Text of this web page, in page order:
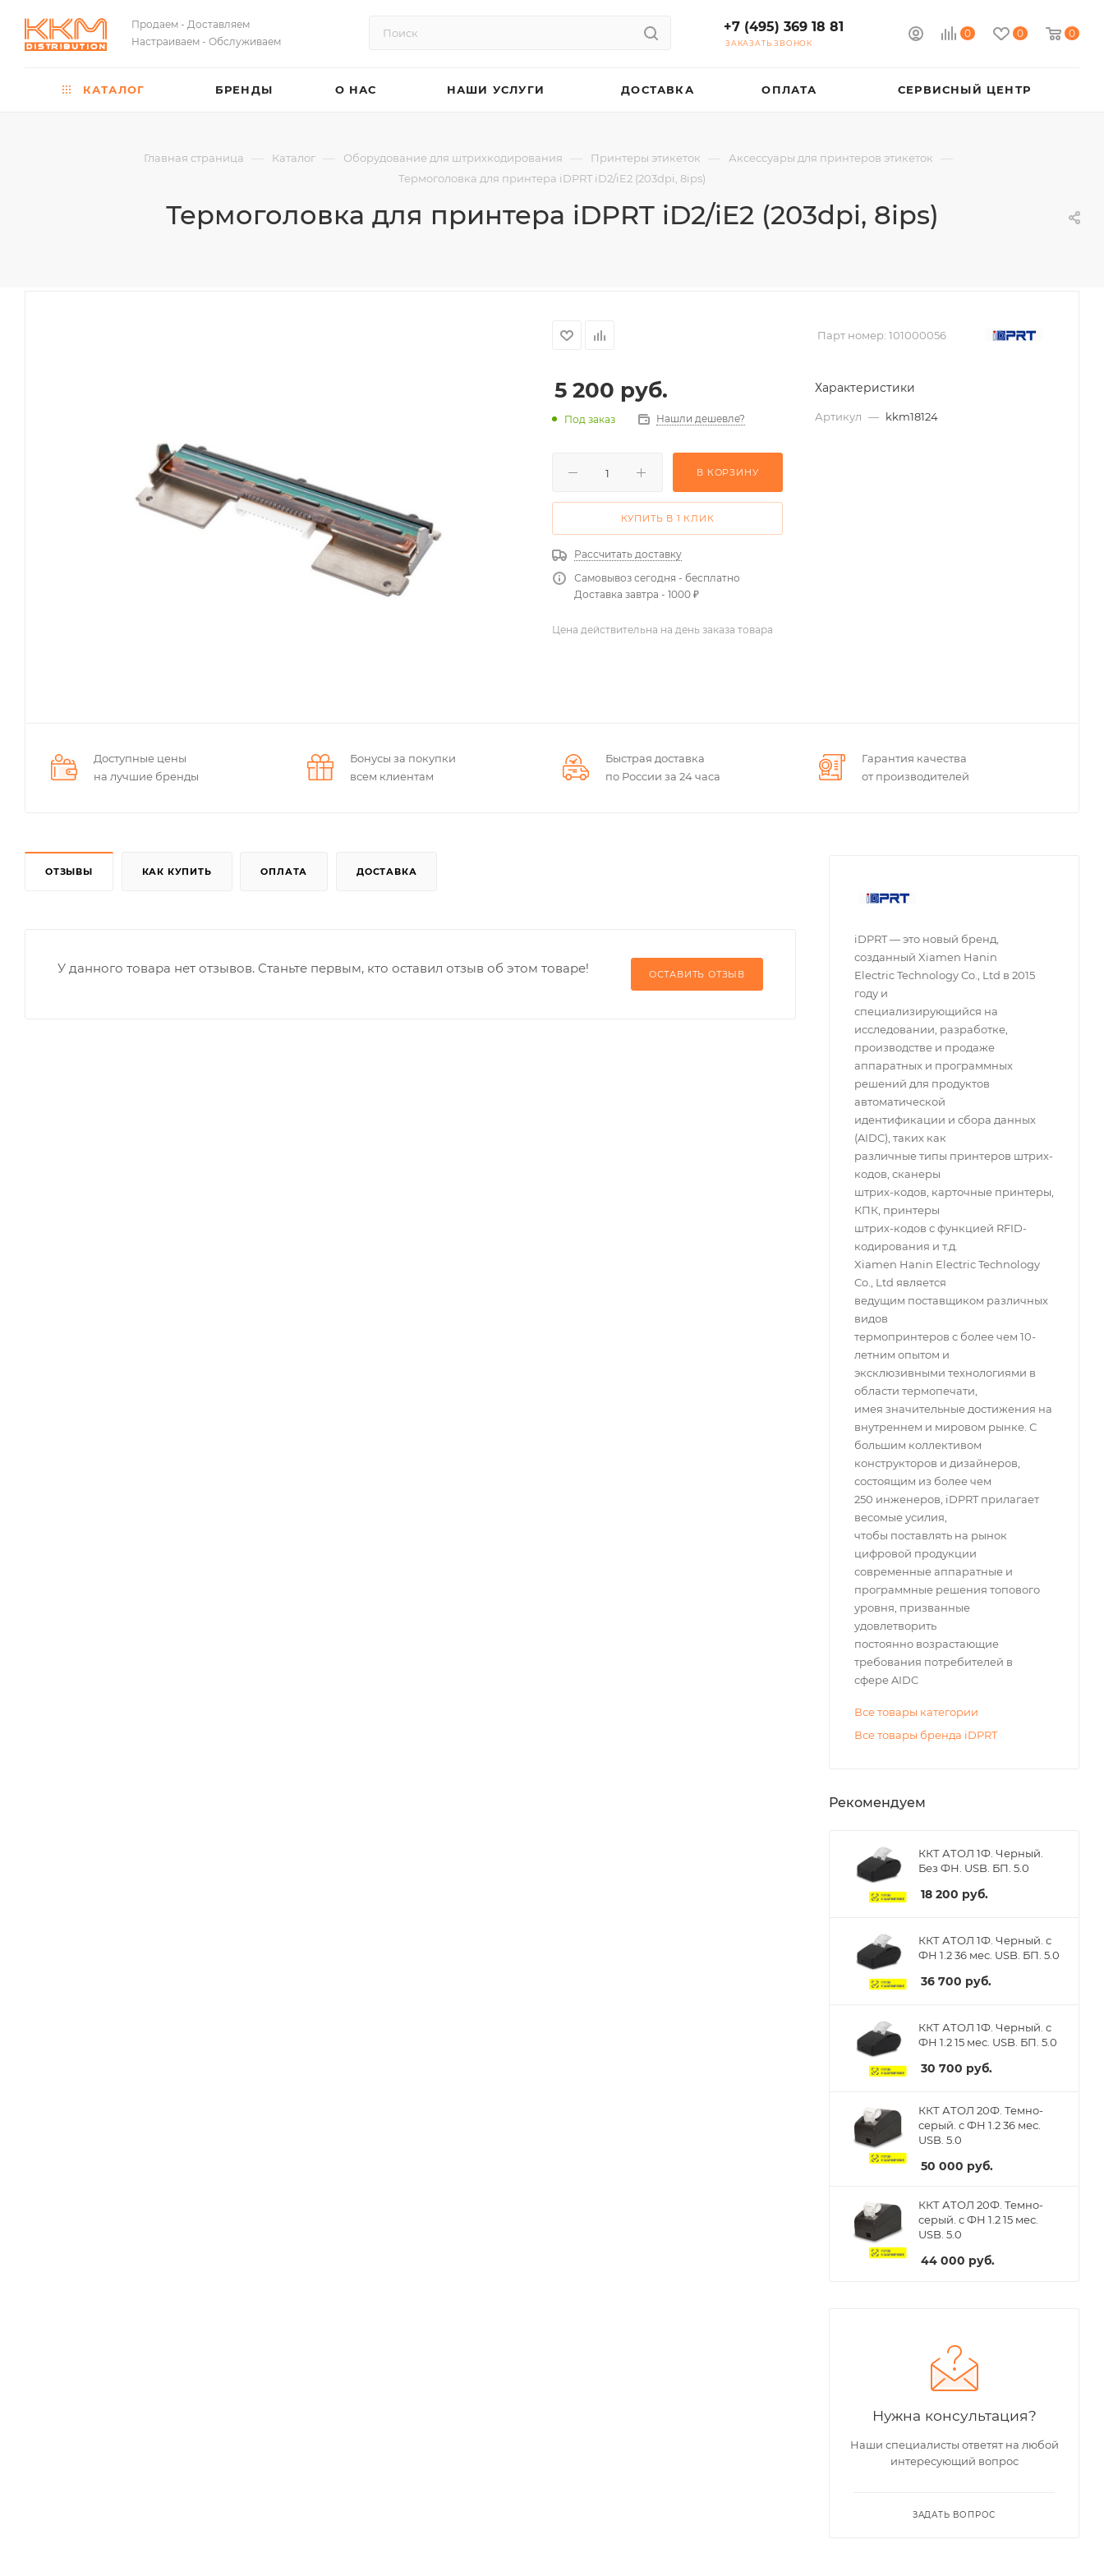
Продаем - Доставляем
Настраиваем - Обслуживаем
0 0 0
+7 (495) 369 18 81
ЗАКАЗАТЬ ЗВОНОК
КАТАЛОГ БРЕНДЫ О НАС НАШИ УСЛУГИ ДОСТАВКА ОПЛАТА СЕРВИСНЫЙ ЦЕНТР
Главная страница — Каталог — Оборудование для штрихкодирования — Принтеры этикеток — Аксессуары для принтеров этикеток —
Термоголовка для принтера iDPRT iD2/iE2 (203dpi, 8ips)
Термоголовка для принтера iDPRT iD2/iE2 (203dpi, 8ips)
Парт номер: 101000056
5 200 руб.
Под заказ Нашли дешевле?
В КОРЗИНУ
КУПИТЬ В 1 КЛИК
Рассчитать доставку
Самовывоз сегодня - бесплатно
Доставка завтра - 1000 ₽
Характеристики
Артикул — kkm18124
Цена действительна на день заказа товара
Доступные цены
на лучшие бренды
Бонусы за покупки
всем клиентам
Быстрая доставка
по России за 24 часа
Гарантия качества
от производителей
ОТЗЫВЫ КАК КУПИТЬ ОПЛАТА ДОСТАВКА
ОСТАВИТЬ ОТЗЫВ
У данного товара нет отзывов. Станьте первым, кто оставил отзыв об этом товаре!
iDPRT — это новый бренд,
созданный Xiamen Hanin
Electric Technology Co., Ltd в 2015
году и
специализирующийся на
исследовании, разработке,
производстве и продаже
аппаратных и программных
решений для продуктов
автоматической
идентификации и сбора данных
(AIDC), таких как
различные типы принтеров штрих-
кодов, сканеры
штрих-кодов, карточные принтеры,
КПК, принтеры
штрих-кодов с функцией RFID-
кодирования и т.д.
Xiamen Hanin Electric Technology
Co., Ltd является
ведущим поставщиком различных
видов
термопринтеров с более чем 10-
летним опытом и
эксклюзивными технологиями в
области термопечати,
имея значительные достижения на
внутреннем и мировом рынке. С
большим коллективом
конструкторов и дизайнеров,
состоящим из более чем
250 инженеров, iDPRT прилагает
весомые усилия,
чтобы поставлять на рынок
цифровой продукции
современные аппаратные и
программные решения топового
уровня, призванные
удовлетворить
постоянно возрастающие
требования потребителей в
сфере AIDC
Все товары категории
Все товары бренда iDPRT
Рекомендуем
ККТ АТОЛ 1Ф. Черный.
Без ФН. USB. БП. 5.0
18 200 руб.
ККТ АТОЛ 1Ф. Черный. с
ФН 1.2 36 мес. USB. БП. 5.0
36 700 руб.
ККТ АТОЛ 1Ф. Черный. с
ФН 1.2 15 мес. USB. БП. 5.0
30 700 руб.
ККТ АТОЛ 20Ф. Темно-
серый. с ФН 1.2 36 мес.
USB. 5.0
50 000 руб.
ККТ АТОЛ 20Ф. Темно-
серый. с ФН 1.2 15 мес.
USB. 5.0
44 000 руб.
Нужна консультация?
Наши специалисты ответят на любой
интересующий вопрос
ЗАДАТЬ ВОПРОС